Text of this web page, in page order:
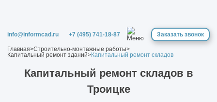
info@informcad.ru +7 (495) 741-18-87 Заказать звонок
Главная>Строительно-монтажные работы>
Капитальный ремонт зданий>Капитальный ремонт складов
Капитальный ремонт складов в
Троицке